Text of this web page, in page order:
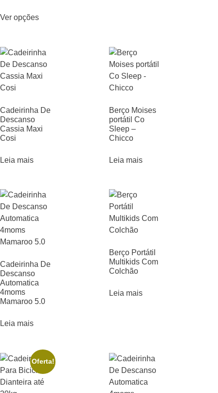
Ver opções
Cadeirinha De
Descanso
Cassia Maxi
Cosi
Leia mais
Berço Moises
portátil Co
Sleep –
Chicco
Leia mais
Cadeirinha De
Descanso
Automatica
4moms
Mamaroo 5.0
Leia mais
Berço Portátil
Multikids Com
Colchão
Leia mais
Oferta!